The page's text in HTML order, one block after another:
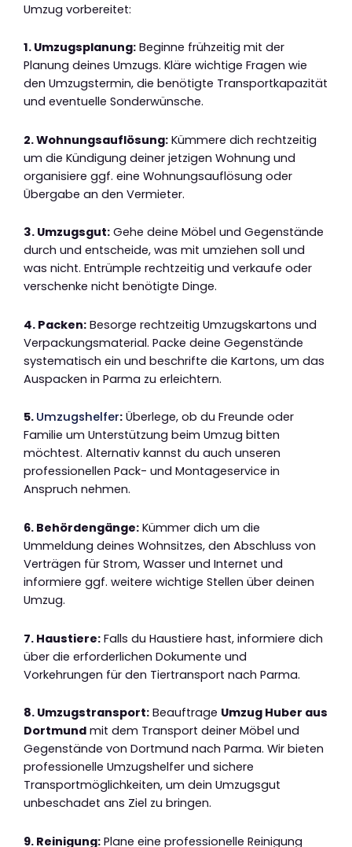
Umzug vorbereitet:
1. Umzugsplanung: Beginne frühzeitig mit der
Planung deines Umzugs. Kläre wichtige Fragen wie
den Umzugstermin, die benötigte Transportkapazität
und eventuelle Sonderwünsche.
2. Wohnungsauflösung: Kümmere dich rechtzeitig
um die Kündigung deiner jetzigen Wohnung und
organisiere ggf. eine Wohnungsauflösung oder
Übergabe an den Vermieter.
3. Umzugsgut: Gehe deine Möbel und Gegenstände
durch und entscheide, was mit umziehen soll und
was nicht. Entrümple rechtzeitig und verkaufe oder
verschenke nicht benötigte Dinge.
4. Packen: Besorge rechtzeitig Umzugskartons und
Verpackungsmaterial. Packe deine Gegenstände
systematisch ein und beschrifte die Kartons, um das
Auspacken in Parma zu erleichtern.
5. Umzugshelfer: Überlege, ob du Freunde oder
Familie um Unterstützung beim Umzug bitten
möchtest. Alternativ kannst du auch unseren
professionellen Pack- und Montageservice in
Anspruch nehmen.
6. Behördengänge: Kümmer dich um die
Ummeldung deines Wohnsitzes, den Abschluss von
Verträgen für Strom, Wasser und Internet und
informiere ggf. weitere wichtige Stellen über deinen
Umzug.
7. Haustiere: Falls du Haustiere hast, informiere dich
über die erforderlichen Dokumente und
Vorkehrungen für den Tiertransport nach Parma.
8. Umzugstransport: Beauftrage Umzug Huber aus
Dortmund mit dem Transport deiner Möbel und
Gegenstände von Dortmund nach Parma. Wir bieten
professionelle Umzugshelfer und sichere
Transportmöglichkeiten, um dein Umzugsgut
unbeschadet ans Ziel zu bringen.
9. Reinigung: Plane eine professionelle Reinigung